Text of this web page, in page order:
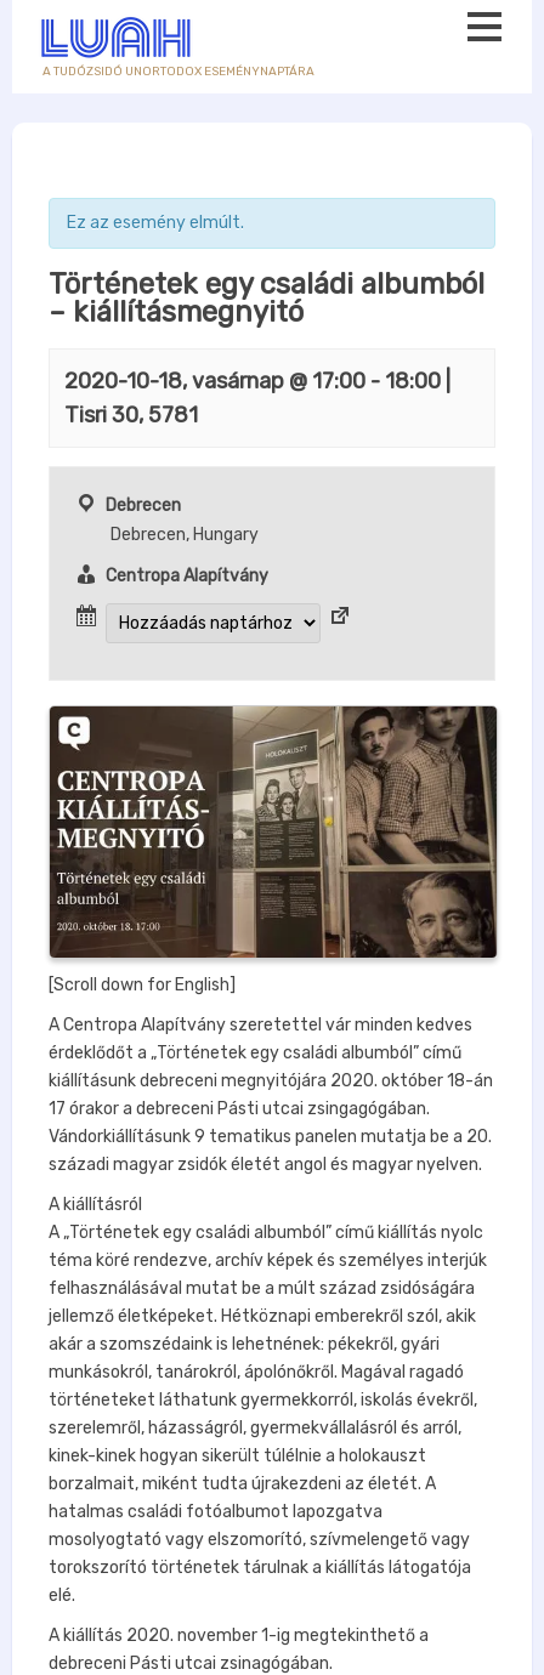
A TUDÓZSIDÓ UNORTODOX ESEMÉNYNAPTÁRA
Ez az esemény elmúlt.
Történetek egy családi albumból
– kiállításmegnyitó
2020-10-18, vasárnap @ 17:00 - 18:00
Tisri 30, 5781
Debrecen
Debrecen, Hungary
Centropa Alapítvány
[Scroll down for English]
A Centropa Alapítvány szeretettel vár minden kedves
érdeklődőt a „Történetek egy családi albumból” című
kiállításunk debreceni megnyitójára 2020. október 18-án
17 órakor a debreceni Pásti utcai zsingagógában.
Vándorkiállításunk 9 tematikus panelen mutatja be a 20.
századi magyar zsidók életét angol és magyar nyelven.
A kiállításról
A „Történetek egy családi albumból” című kiállítás nyolc
téma köré rendezve, archív képek és személyes interjúk
felhasználásával mutat be a múlt század zsidóságára
jellemző életképeket. Hétköznapi emberekről szól, akik
akár a szomszédaink is lehetnének: pékekről, gyári
munkásokról, tanárokról, ápolónőkről. Magával ragadó
történeteket láthatunk gyermekkorról, iskolás évekről,
szerelemről, házasságról, gyermekvállalásról és arról,
kinek-kinek hogyan sikerült túlélnie a holokauszt
borzalmait, miként tudta újrakezdeni az életét. A
hatalmas családi fotóalbumot lapozgatva
mosolyogtató vagy elszomorító, szívmelengető vagy
torokszorító történetek tárulnak a kiállítás látogatója
elé.
A kiállítás 2020. november 1-ig megtekinthető a
debreceni Pásti utcai zsinagógában.